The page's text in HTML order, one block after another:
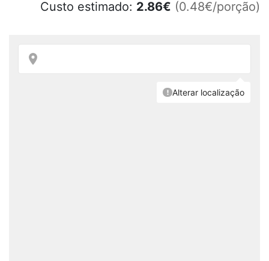
Custo estimado: 2.86€ (0.48€/porção)